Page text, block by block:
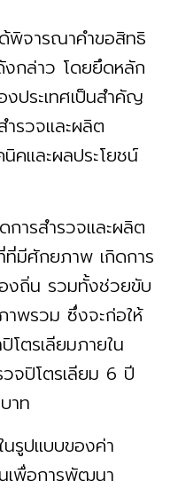
พิจารณาคำขอสิทธิ
งกล่าว โดยยึดหลัก
งประเทศเป็นสำคัญ
รวจและผลิต
คและผลประโยชน์
การสำรวจและผลิต
ที่มีศักยภาพ เกิดการ
งถิ่น รวมทั้งช่วยขับ
าพรวม ซึ่งจะก่อให้
ตรเลียมภายใน
วจปิโตรเลียม 6 ปี
าท
รูปแบบของค่า
เพื่อการพัฒนา